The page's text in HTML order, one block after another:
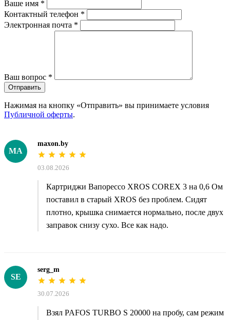
Ваше имя *
Контактный телефон *
Электронная почта *
Ваш вопрос *
Отправить
Нажимая на кнопку «Отправить» вы принимаете условия
Публичной оферты.
MA
maxon.by
03.08.2026
Картриджи Вапорессо XROS COREX 3 на 0,6 Ом
поставил в старый XROS без проблем. Сидят
плотно, крышка снимается нормально, после двух
заправок снизу сухо. Все как надо.
SE
serg_m
30.07.2026
Взял PAFOS TURBO S 20000 на пробу, сам режим